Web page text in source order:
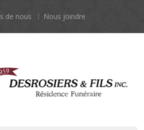
de nous Nous joindre